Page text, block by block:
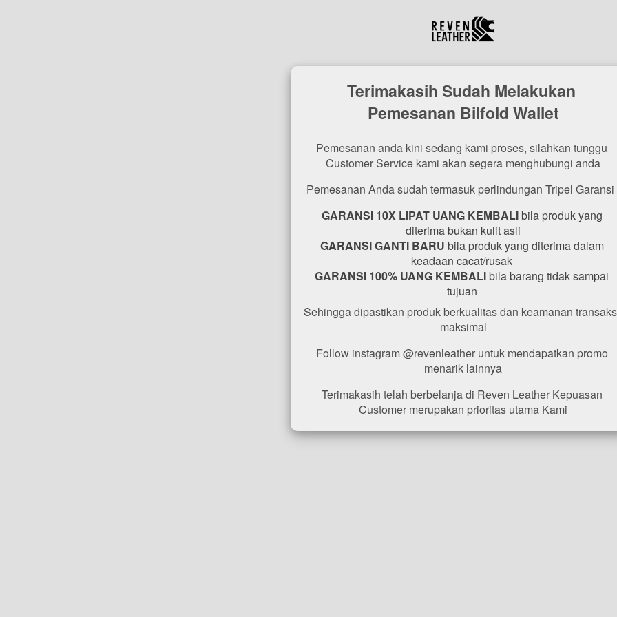
Terimakasih Sudah Melakukan
Pemesanan Bilfold Wallet
Pemesanan anda kini sedang kami proses, silahkan tunggu
Customer Service kami akan segera menghubungi anda
Pemesanan Anda sudah termasuk perlindungan Tripel Garansi
GARANSI 10X LIPAT UANG KEMBALI bila produk yang
diterima bukan kulit asli
GARANSI GANTI BARU bila produk yang diterima dalam
keadaan cacat/rusak
GARANSI 100% UANG KEMBALI bila barang tidak sampai
tujuan
Sehingga dipastikan produk berkualitas dan keamanan
maksimal
Follow instagram @revenleather untuk mendapatkan promo
menarik lainnya
Terimakasih telah berbelanja di Reven Leather Kepuasan
Customer merupakan prioritas utama Kami